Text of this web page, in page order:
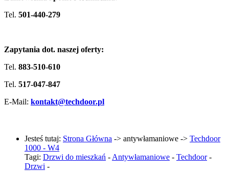
Tel. 501-440-279
Zapytania dot. naszej oferty:
Tel. 883-510-610
Tel. 517-047-847
E-Mail: kontakt@techdoor.pl
Jesteś tutaj: Strona Główna -> antywłamaniowe -> Techdoor
1000 - W4
Tagi: Drzwi do mieszkań - Antywłamaniowe - Techdoor-
Drzwi -